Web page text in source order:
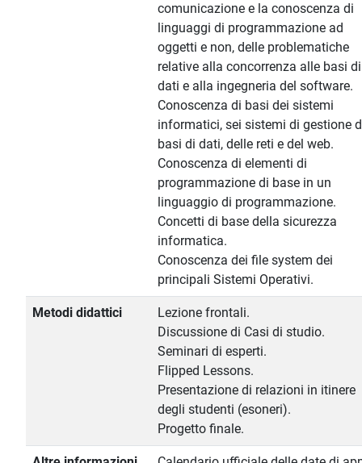
comunicazione e la conoscenza di
linguaggi di programmazione ad
oggetti e non, delle problematiche
relative alla concorrenza alle basi di
dati e alla ingegneria del software.
Conoscenza di basi dei sistemi
informatici, sei sistemi di gestione
basi di dati, delle reti e del web.
Conoscenza di elementi di
programmazione di base in un
linguaggio di programmazione.
Concetti di base della sicurezza
informatica.
Conoscenza dei file system dei
principali Sistemi Operativi.
Metodi didattici
Lezione frontali.
Discussione di Casi di studio.
Seminari di esperti.
Flipped Lessons.
Presentazione di relazioni in itinere
degli studenti (esoneri).
Progetto finale.